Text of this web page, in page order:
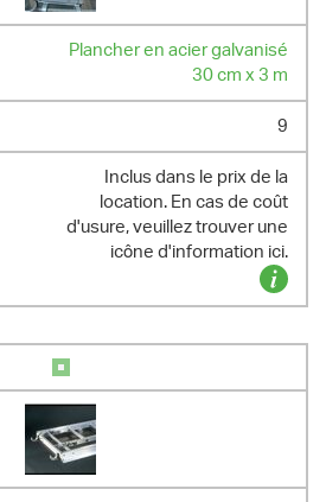
Plancher en acier galvanisé
30 cm x 3 m
9
Inclus dans le prix de la
location. En cas de coût
d'usure, veuillez trouver une
icône d'information ici.